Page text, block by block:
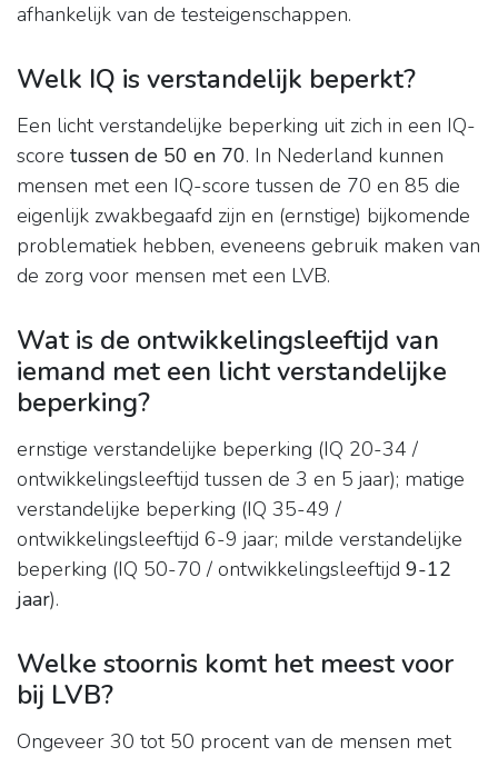
afhankelijk van de testeigenschappen.
Welk IQ is verstandelijk beperkt?
Een licht verstandelijke beperking uit zich in een IQ-
score tussen de 50 en 70. In Nederland kunnen
mensen met een IQ-score tussen de 70 en 85 die
eigenlijk zwakbegaafd zijn en (ernstige) bijkomende
problematiek hebben, eveneens gebruik maken van
de zorg voor mensen met een LVB.
Wat is de ontwikkelingsleeftijd van
iemand met een licht verstandelijke
beperking?
ernstige verstandelijke beperking (IQ 20-34 /
ontwikkelingsleeftijd tussen de 3 en 5 jaar); matige
verstandelijke beperking (IQ 35-49 /
ontwikkelingsleeftijd 6-9 jaar; milde verstandelijke
beperking (IQ 50-70 / ontwikkelingsleeftijd 9-12
jaar).
Welke stoornis komt het meest voor
bij LVB?
Ongeveer 30 tot 50 procent van de mensen met